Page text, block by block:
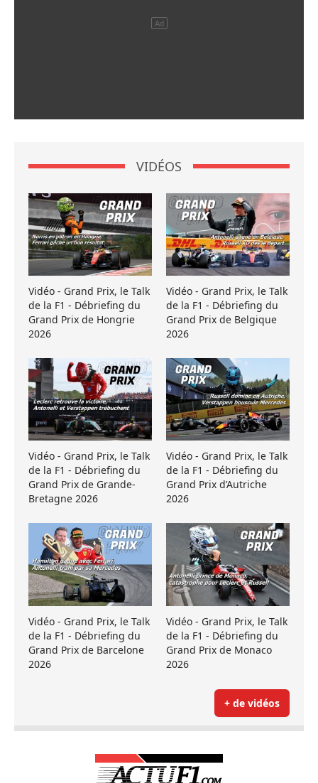
VIDÉOS
Vidéo - Grand Prix, le Talk
de la F1 - Débriefing du
Grand Prix de Hongrie
2026
Vidéo - Grand Prix, le Talk
de la F1 - Débriefing du
Grand Prix de Belgique
2026
Vidéo - Grand Prix, le Talk
de la F1 - Débriefing du
Grand Prix de Grande-
Bretagne 2026
Vidéo - Grand Prix, le Talk
de la F1 - Débriefing du
Grand Prix d’Autriche
2026
Vidéo - Grand Prix, le Talk
de la F1 - Débriefing du
Grand Prix de Barcelone
2026
Vidéo - Grand Prix, le Talk
de la F1 - Débriefing du
Grand Prix de Monaco
2026
+ de vidéos